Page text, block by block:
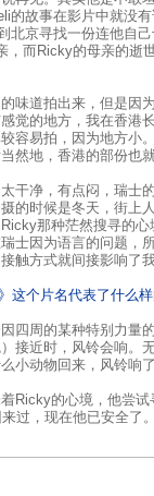
的故事在影片中就没
北京寻找一份连他自
，而Ricky的母亲的逝
味道拍出来，但是因
觉的地方，我在香港
容易拍，因为地方小
然地，香港的部份也
干净，有点闷，瑞士
的时候是冬天，街
那种茫然搜寻的
士因为语言的问题，
触方式就间接影响了
这个片名代表了什么
四周的某种特别力量
接近时，风铃会响。
小动物回来，风铃响
着Ricky的心境，他尝
过，现在他已安全了